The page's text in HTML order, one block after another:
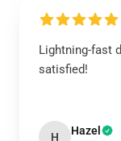
Lightning-fast
satisfied!
H Hazel